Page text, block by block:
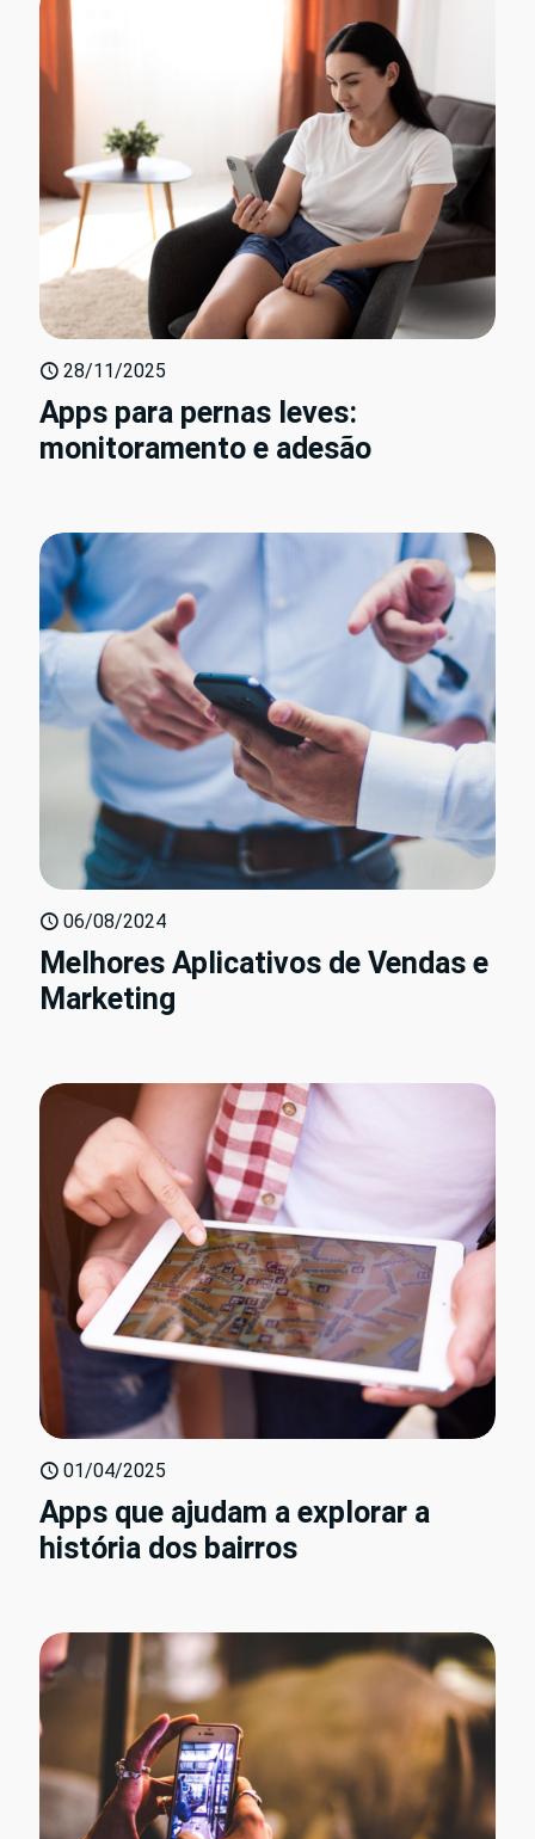
28/11/2025
Apps para pernas leves:
monitoramento e adesão
06/08/2024
Melhores Aplicativos de Vendas e
Marketing
01/04/2025
Apps que ajudam a explorar a
história dos bairros